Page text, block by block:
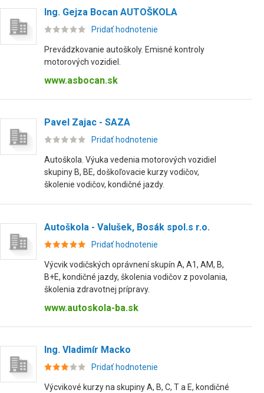
Ing. Gejza Bocan AUTOŠKOLA
Pridať hodnotenie
Prevádzkovanie autoškoly. Emisné kontroly
motorových vozidiel.
www.asbocan.sk
Pavel Zajac - SAZA
Pridať hodnotenie
Autoškola. Výuka vedenia motorových vozidiel
skupiny B, BE, doškoľovacie kurzy vodičov,
školenie vodičov, kondičné jazdy.
Autoškola - Valušek, Bosák spol.s r.o.
Pridať hodnotenie
Výcvik vodičských oprávnení skupín A, A1, AM, B,
B+E, kondičné jazdy, školenia vodičov z povolania,
školenia zdravotnej prípravy.
www.autoskola-ba.sk
Ing. Vladimír Macko
Pridať hodnotenie
Výcvikové kurzy na skupiny A, B, C, T a E, kondičné